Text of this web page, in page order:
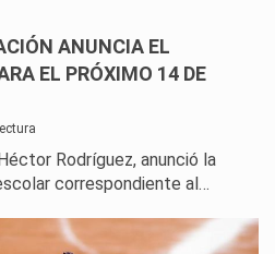
ANUNCIA EL
EL PRÓXIMO 14 DE
Rodríguez, anunció la
correspondiente al…